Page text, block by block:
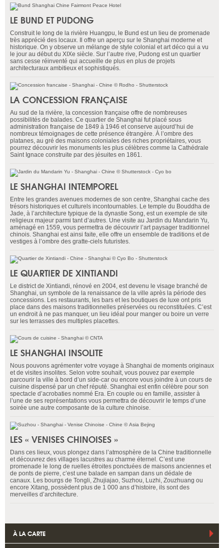
LE BUND ET PUDONG
Construit le long de la rivière Huangpu, le Bund est un lieu de promenade
très apprécié des locaux. Il offre un aperçu sur le Shanghai moderne et
historique. On y observe un mélange de style colonial et art déco qui a vu
le jour au début du XIXe siècle. Sur l’autre rive, Pudong est un quartier
sans cesse réinventé qui accueille de plus en plus de projets
architecturaux ambitieux et sophistiqués.
LA CONCESSION FRANÇAISE
Au sud de la rivière, la concession française offre de nombreuses
possibilités de balades. Ce quartier de Shanghai fut placé sous
administration française de 1849 à 1946 et conserve aujourd’hui de
nombreux témoignages de cette présence étrangère. À l’ombre des
platanes, au gré des maisons coloniales des riches propriétaires, vous
pourrez découvrir les monuments les plus célèbres comme la Cathédrale
Saint Ignace construite par des jésuites en 1861.
LE SHANGHAI INTEMPOREL
Entre les grandes avenues modernes de son centre, Shanghai cache des
trésors historiques et culturels incontournables. Le temple du Bouddha de
Jade, à l’architecture typique de la dynastie Song, est un exemple de site
religieux majeur parmi tant d’autres. Une visite au Jardin du Mandarin Yu,
aménagé en 1559, vous permettra de découvrir l’art paysager traditionnel
chinois. Shanghai est ainsi faite, elle offre un ensemble de traditions et de
vestiges à l’ombre des gratte-ciels futuristes.
LE QUARTIER DE XINTIANDI
Le district de Xintiandi, rénové en 2004, est devenu le visage branché de
Shanghai, un symbole de la renaissance de la ville après la période des
concessions. Les restaurants, les bars et les boutiques de luxe ont pris
place dans des maisons traditionnelles préservées ou reconstituées. C’est
un endroit à ne pas manquer, un lieu idéal pour manger ou boire un verre
sur les terrasses des multiples placettes.
LE SHANGHAI INSOLITE
Nous pouvons agrémenter votre voyage à Shanghai de moments originaux
et de visites insolites. Selon votre souhait, vous pouvez par exemple
parcourir la ville à bord d’un side-car ou encore vous joindre à un cours de
cuisine dispensé par un chef réputé. Shanghai est enfin célèbre pour son
spectacle d’acrobaties nommé Era. En couple ou en famille, assister à
l’une de ses représentations vous permettra de découvrir le temps d’une
soirée une autre composante de la culture chinoise.
LES « VENISES CHINOISES »
Dans ces lieux, vous plongez dans l’atmosphère de la Chine traditionnelle
et découvrez des villages lacustres au charme éternel. C’est une
promenade le long de ruelles étroites ponctuées de maisons anciennes et
de ponts de pierre, c’est une balade en sampan dans un dédale de
canaux. Les bourgs de Tongli, Zhujiajao, Suzhou, Luzhi, Zouzhuang ou
encore Xitang, possèdent plus de 1 000 ans d’histoire, ils sont des
merveilles d’architecture.
À LA CARTE